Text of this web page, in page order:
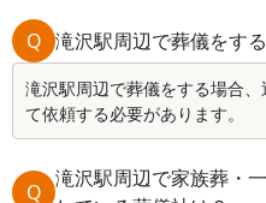
Q 滝沢駅周辺で葬儀をす
滝沢駅周辺で葬儀をする場合
て依頼する必要があります。
Q
滝沢駅周辺で家族葬・